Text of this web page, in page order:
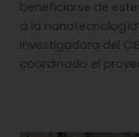
beneficiarse de
a la
investigadora del
coordinado el